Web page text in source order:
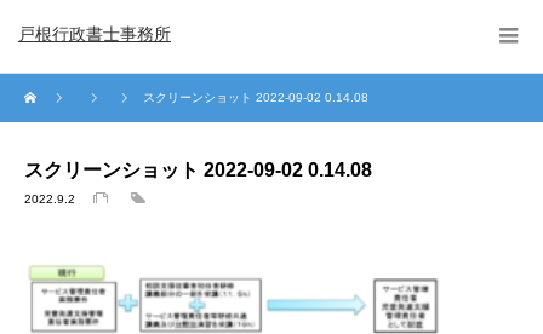
戸根行政書士事務所
スクリーンショット 2022-09-02 0.14.08
スクリーンショット 2022-09-02 0.14.08
2022.9.2